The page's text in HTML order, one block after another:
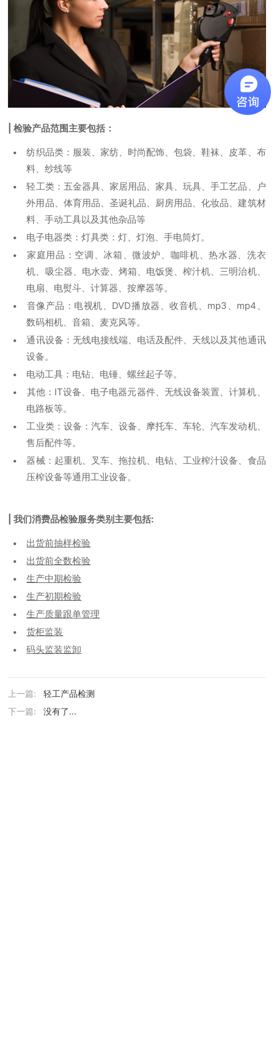
| 检验产品范围主要包括：
纺织品类：服装、家纺、时尚配饰、包袋、鞋袜、皮革、布
料、纱线等
轻工类：五金器具、家居用品、家具、玩具、手工艺品、户
外用品、体育用品、圣诞礼品、厨房用品、化妆品、建筑材
料、手动工具以及其他杂品等
电子电器类：灯具类：灯、灯泡、手电筒灯。
家庭用品：空调、冰箱、微波炉、咖啡机、热水器、洗衣
机、吸尘器、电水壶、烤箱、电饭煲、榨汁机、三明治机、
电扇、电熨斗、计算器、按摩器等。
音像产品：电视机、DVD播放器、收音机、mp3、mp4、
数码相机、音箱、麦克风等。
通讯设备：无线电接线端、电话及配件、天线以及其他通讯
设备。
电动工具：电钻、电锤、螺丝起子等。
其他：IT设备、电子电器元器件、无线设备装置、计算机、
电路板等。
工业类：设备：汽车、设备、摩托车、车轮、汽车发动机、
售后配件等。
器械：起重机、叉车、拖拉机、电钻、工业榨汁设备、食品
压榨设备等通用工业设备。
| 我们消费品检验服务类别主要包括:
出货前抽样检验
出货前全数检验
生产中期检验
生产初期检验
生产质量跟单管理
货柜监装
码头监装监卸
上一篇:
轻工产品检测
下一篇:
没有了...